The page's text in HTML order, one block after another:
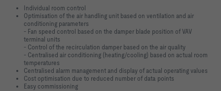
Individual room control
Optimisation of the air handling unit based on ventilation and air
conditioning parameters
- Fan speed control based on the damper blade position of VAV
terminal units
- Control of the recirculation damper based on the air quality
- Centralised air conditioning (heating/cooling) based on actual room
temperatures
Centralised alarm management and display of actual operating values
Cost optimisation due to reduced number of data points
Easy commissioning